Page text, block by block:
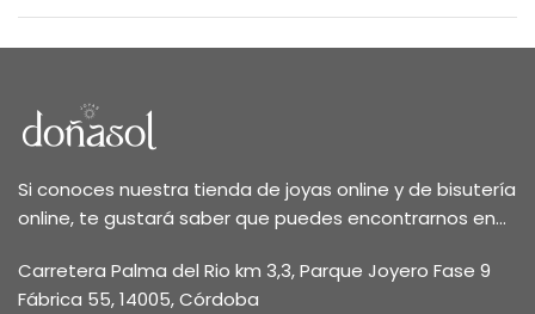
Si conoces nuestra tienda de joyas online y de bisutería
online, te gustará saber que puedes encontrarnos en...
Carretera Palma del Rio km 3,3, Parque Joyero Fase 9
Fábrica 55, 14005, Córdoba